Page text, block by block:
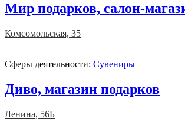
Мир подарков, салон-
Комсомольская, 35
Сферы деятельности: Сувениры
Диво, магазин подарков
Ленина, 56Б